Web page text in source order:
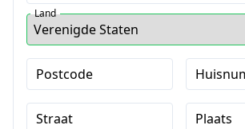
Land
Postcode
Straat Plaats